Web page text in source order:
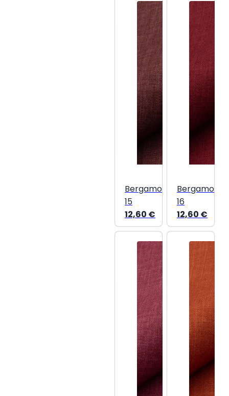
Bergamo
15
12,60 €
Bergamo
16
12,60 €